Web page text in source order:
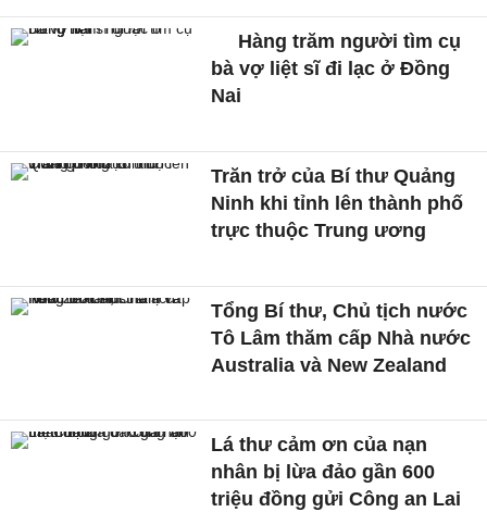
Hàng trăm người tìm cụ
bà vợ liệt sĩ đi lạc ở Đồng
Nai
Trăn trở của Bí thư Quảng
Ninh khi tỉnh lên thành phố
trực thuộc Trung ương
Tổng Bí thư, Chủ tịch nước
Tô Lâm thăm cấp Nhà nước
Australia và New Zealand
Lá thư cảm ơn của nạn
nhân bị lừa đảo gần 600
triệu đồng gửi Công an Lai